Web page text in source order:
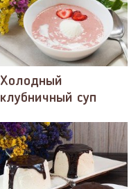
Холодный
клубничный суп